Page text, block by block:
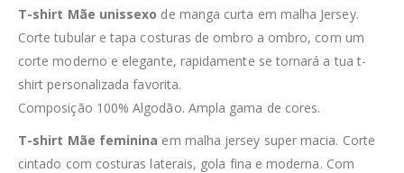
T-shirt Mãe unissexo de manga curta em malha Jersey.
Corte tubular e tapa costuras de ombro a ombro, com um
corte moderno e elegante, rapidamente se tornará a tua t-
shirt personalizada favorita.
Composição 100% Algodão. Ampla gama de cores.
T-shirt Mãe feminina em malha jersey super macia. Corte
cintado com costuras laterais, gola fina e moderna. Com